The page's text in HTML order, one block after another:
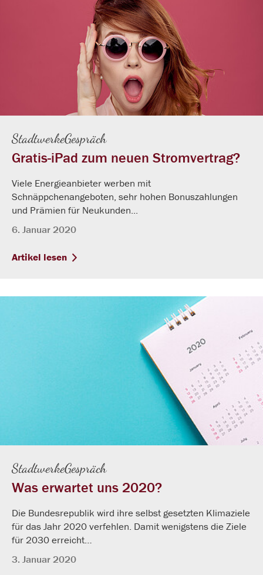
Gratis-iPad zum neuen Stromvertrag?
StadtwerkeGespräch
Viele Energieanbieter werben mit
Schnäppchenangeboten, sehr hohen Bonuszahlungen
und Prämien für Neukunden...
6. Januar 2020
Artikel lesen
Was erwartet uns 2020?
StadtwerkeGespräch
Die Bundesrepublik wird ihre selbst gesetzten Klimaziele
für das Jahr 2020 verfehlen. Damit wenigstens die Ziele
für 2030 erreicht…
3. Januar 2020